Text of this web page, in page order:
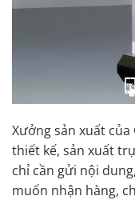
Xưởng sản xuất của
thiết kế, sản xuất
chỉ cần gửi nội
muốn nhận hàng,